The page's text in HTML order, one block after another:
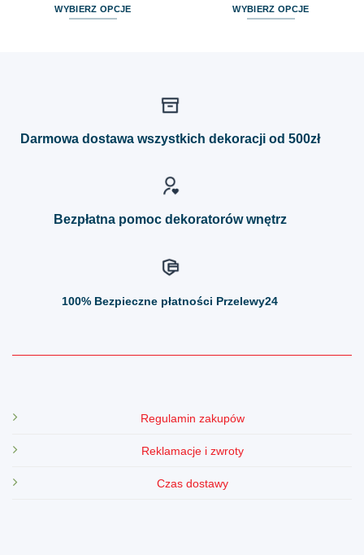
WYBIERZ OPCJE WYBIERZ OPCJE
można
Darmowa dostawa wszystkich dekoracji od 500zł
Bezpłatna pomoc dekoratorów wnętrz
100% Bezpieczne płatności Przelewy24
Regulamin zakupów
Reklamacje i zwroty
Czas dostawy